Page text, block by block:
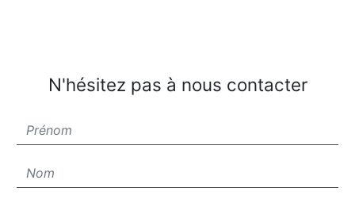
N'hésitez pas à nous contacter